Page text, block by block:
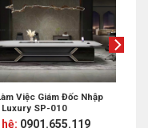
Việc Giám Đốc Nhập
Luxury SP-010
0901.655.119